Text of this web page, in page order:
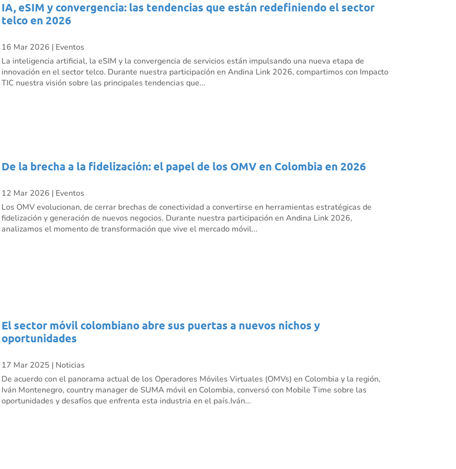
IA, eSIM y convergencia: las tendencias que están redefiniendo el sector
telco en 2026
16 Mar 2026 | Eventos
La inteligencia artificial, la eSIM y la convergencia de servicios están impulsando una nueva etapa de
innovación en el sector telco. Durante nuestra participación en Andina Link 2026, compartimos con Impacto
TIC nuestra visión sobre las principales tendencias que...
De la brecha a la fidelización: el papel de los OMV en Colombia en 2026
12 Mar 2026 | Eventos
Los OMV evolucionan, de cerrar brechas de conectividad a convertirse en herramientas estratégicas de
fidelización y generación de nuevos negocios. Durante nuestra participación en Andina Link 2026,
analizamos el momento de transformación que vive el mercado móvil...
El sector móvil colombiano abre sus puertas a nuevos nichos y
oportunidades
17 Mar 2025 | Noticias
De acuerdo con el panorama actual de los Operadores Móviles Virtuales (OMVs) en Colombia y la región,
Iván Montenegro, country manager de SUMA móvil en Colombia, conversó con Mobile Time sobre las
oportunidades y desafíos que enfrenta esta industria en el país.Iván...